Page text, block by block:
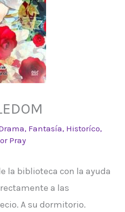
, Fantasía, Historíco,
Pray
la biblioteca con la ayuda
a las
A su dormitorio.